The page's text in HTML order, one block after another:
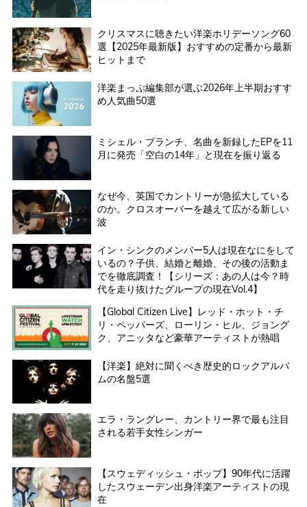
クリスマスに聴きたい洋楽ホリデーソング60
選【2025年最新版】おすすめの定番から最新
ヒットまで
洋楽まっぷ編集部が選ぶ2026年上半期おすす
め人気曲50選
ミシェル・ブランチ、名曲を新録したEPを11
月に発売「空白の14年」と現在を振り返る
なぜ今、英国でカントリーが急拡大している
のか。クロスオーバーを越えて広がる新しい
波
イン・シンクのメンバー5人は現在なにをして
いるの？子供、結婚と離婚、その後の活動ま
でを徹底調査！【シリーズ：あの人は今？時
代を走り抜けたグループの現在Vol.4】
【Global Citizen Live】レッド・ホット・チ
リ・ペッパーズ、ローリン・ヒル、ジョング
ク、アニッタなど豪華アーティストが熱唱
【洋楽】絶対に聞くべき歴史的ロックアルバ
ムの名盤5選
エラ・ラングレー、カントリー界で最も注目
される若手女性シンガー
【スウェディッシュ・ポップ】90年代に活躍
したスウェーデン出身洋楽アーティストの現
在